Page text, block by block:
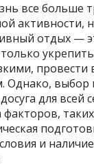
все больше
активности,
отдых —
провести
Однако,
для всей
и наличие